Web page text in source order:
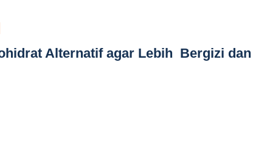
Alternatif agar Lebih Bergizi dan